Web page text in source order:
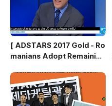
[ ADSTARS 2017 Gold - Ro
manians Adopt Remainian